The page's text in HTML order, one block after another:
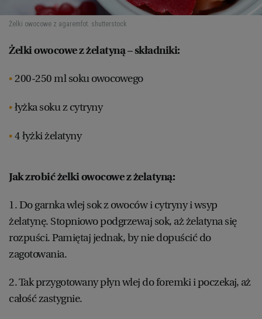
Żelki owocowe z agaremfot. shutterstock
Żelki owocowe z żelatyną – składniki:
200-250 ml soku owocowego
łyżka soku z cytryny
4 łyżki żelatyny
Jak zrobić żelki owocowe z żelatyną:
1. Do garnka wlej sok z owoców i cytryny i wsyp
żelatynę. Stopniowo podgrzewaj sok, aż żelatyna się
rozpuści. Pamiętaj jednak, by nie dopuścić do
zagotowania.
2. Tak przygotowany płyn wlej do foremki i poczekaj, aż
całość zastygnie.